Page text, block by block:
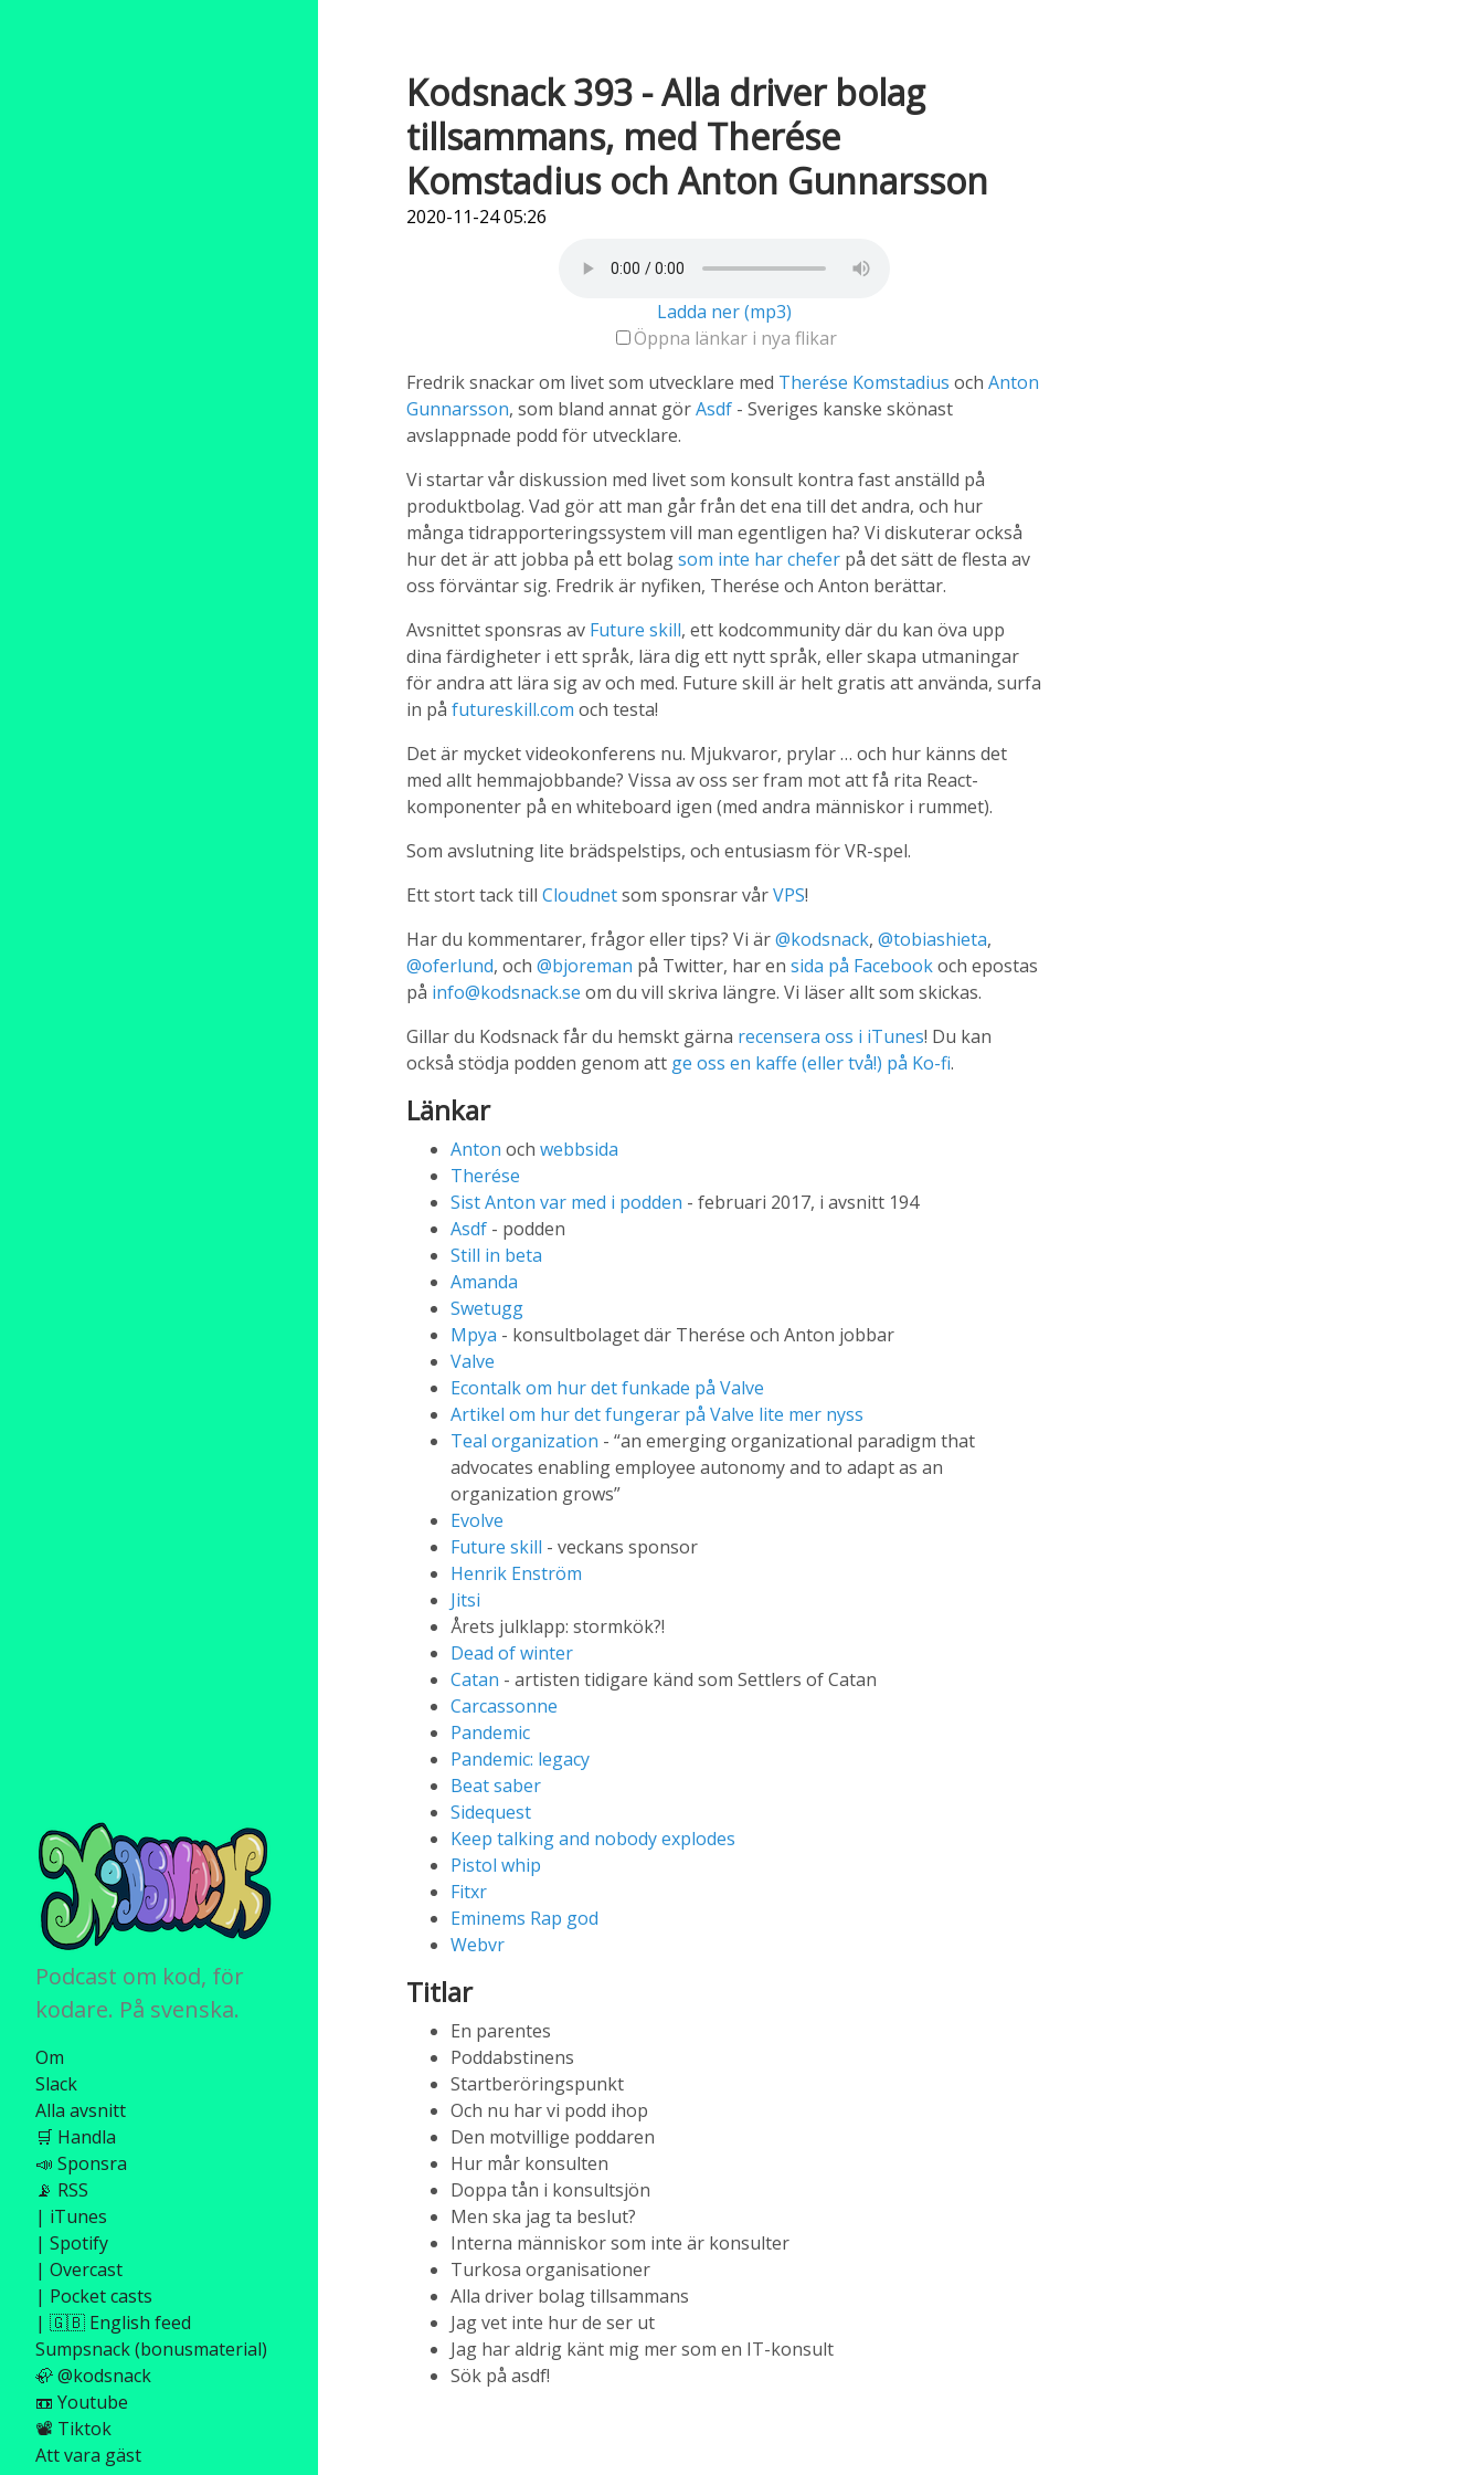
Podcast om kod, för
kodare. På svenska.
Om
Slack
Alla avsnitt
🛒 Handla
📣 Sponsra
📡 RSS
| iTunes
| Spotify
| Overcast
| Pocket casts
| 🇬🇧 English feed
Sumpsnack (bonusmaterial)
🦣 @kodsnack
📼 Youtube
📽️ Tiktok
Att vara gäst
Kodsnack 393 - Alla driver bolag
tillsammans, med Therése
Komstadius och Anton Gunnarsson
2020-11-24 05:26
Ladda ner (mp3)
Öppna länkar i nya flikar
Fredrik snackar om livet som utvecklare med Therése Komstadius och Anton
Gunnarsson, som bland annat görAsdf - Sveriges kanske skönast
avslappnade podd för utvecklare.
Vi startar vår diskussion med livet som konsult kontra fast anställd på
produktbolag. Vad gör att man går från det ena till det andra, och hur
många tidrapporteringssystem vill man egentligen ha? Vi diskuterar också
hur det är att jobba på ett bolagsom inte har chefer på det sätt de flesta av
oss förväntar sig. Fredrik är nyfiken, Therése och Anton berättar.
Avsnittet sponsras av Future skill, ett kodcommunity där du kan öva upp
dina färdigheter i ett språk, lära dig ett nytt språk, eller skapa utmaningar
för andra att lära sig av och med. Future skill är helt gratis att använda, surfa
in på futureskill.com och testa!
Det är mycket videokonferens nu. Mjukvaror, prylar … och hur känns det
med allt hemmajobbande? Vissa av oss ser fram mot att få rita React-
komponenter på en whiteboard igen (med andra människor i rummet).
Som avslutning lite brädspelstips, och entusiasm för VR-spel.
Ett stort tack till Cloudnetsom sponsrar vårVPS!
Har du kommentarer, frågor eller tips? Vi är@kodsnack, @tobiashieta,
@oferlund, och @bjoreman på Twitter, har en sida på Facebookoch epostas
på info@kodsnack.se om du vill skriva längre. Vi läser allt som skickas.
Gillar du Kodsnack får du hemskt gärna recensera oss i iTunes! Du kan
också stödja podden genom att ge oss en kaffe (eller två!) på Ko-fi.
Länkar
Anton och webbsida
Therése
Sist Anton var med i podden - februari 2017, i avsnitt 194
Asdf - podden
Still in beta
Amanda
Swetugg
Mpya - konsultbolaget där Therése och Anton jobbar
Valve
Econtalk om hur det funkade på Valve
Artikel om hur det fungerar på Valve lite mer nyss
Teal organization - “an emerging organizational paradigm that
advocates enabling employee autonomy and to adapt as an
organization grows”
Evolve
Future skill - veckans sponsor
Henrik Enström
Jitsi
Årets julklapp: stormkök?!
Dead of winter
Catan - artisten tidigare känd som Settlers of Catan
Carcassonne
Pandemic
Pandemic: legacy
Beat saber
Sidequest
Keep talking and nobody explodes
Pistol whip
Fitxr
Eminems Rap god
Webvr
Titlar
En parentes
Poddabstinens
Startberöringspunkt
Och nu har vi podd ihop
Den motvillige poddaren
Hur mår konsulten
Doppa tån i konsultsjön
Men ska jag ta beslut?
Interna människor som inte är konsulter
Turkosa organisationer
Alla driver bolag tillsammans
Jag vet inte hur de ser ut
Jag har aldrig känt mig mer som en IT-konsult
Sök på asdf!